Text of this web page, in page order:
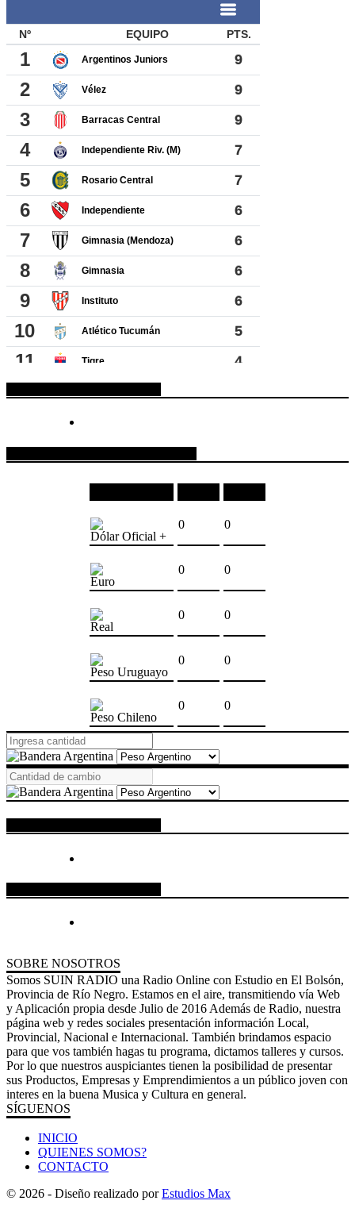
Dólar Oficial +
0 0
Euro
0 0
Real
0 0
Peso Uruguayo
0 0
Peso Chileno
0 0
SOBRE NOSOTROS
Somos SUIN RADIO una Radio Online con Estudio en El Bolsón,
Provincia de Río Negro. Estamos en el aire, transmitiendo vía Web
y Aplicación propia desde Julio de 2016 Además de Radio, nuestra
página web y redes sociales presentación información Local,
Provincial, Nacional e Internacional. También brindamos espacio
para que vos también hagas tu programa, dictamos talleres y cursos.
Por lo que nuestros auspiciantes tienen la posibilidad de presentar
sus Productos, Empresas y Emprendimientos a un público joven con
interes en la buena Musica y Cultura en general.
SÍGUENOS
INICIO
QUIENES SOMOS?
CONTACTO
© 2026 - Diseño realizado porEstudios Max